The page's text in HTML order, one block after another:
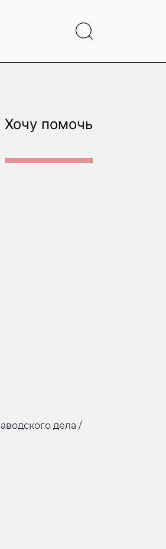
Хочу помочь
дела /